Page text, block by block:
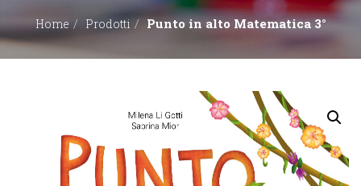
EDITORI
LIBRERIE
Home Prodotti Punto in alto Matematica 3°